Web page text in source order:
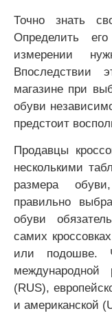
Точно знать
Определить
измерении
Впоследствии
магазине при
обуви
предстоит
Продавцы
несколькими
размера
правильно
обуви
самих
или подошве.
международной
(RUS),
и американской